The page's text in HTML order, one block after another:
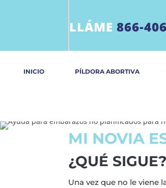
LLÁME866-
INICIO PÍLDORA ABORTIVA
MI NOVIA
¿QUÉ SIGUE?
Una vez que no le viene